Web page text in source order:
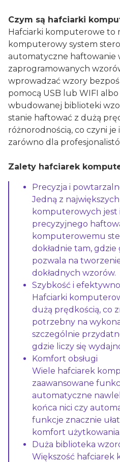
Czym są hafciarki
Hafciarki komputerowe to
komputerowy system
automatyczne haftowanie
zaprogramowanych
wprowadzać wzory
pomocą USB lub WIFI
wbudowanej biblioteki
stanie haftować z dużą
różnorodnością, co czyni
zarówno dla
Zalety hafciarek
Precyzja i
Jedną z
komputerowych jest
precyzyjnego
komputerowemu
dokładnie tam,
pozwala na
dokładnych wzorów.
Szybkość i
Hafciarki
dużą prędkością, co
potrzebny na
szczególnie
gdzie liczy się
Komfort obsługi
Wiele hafciarek
zaawansowane
automatyczne
końca nici czy
funkcje znacznie
komfort użytkowania.
Duża biblioteka
Większość